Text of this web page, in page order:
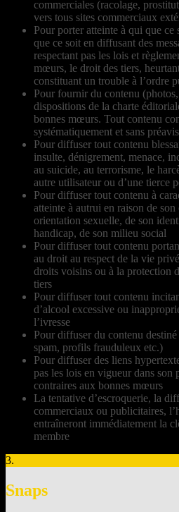
commerciales (racolage,
vers tous sites commerciaux
Pour porter atteinte à qui que ce
que ce soit en diffusant des
respectant pas les lois et
mœurs, le droit des tiers,
constituant un trouble à l’ordre
Pour fournir du contenu
dispositions de la charte
bonnes mœurs. Tout contenu
systématiquement et sans
Pour diffuser tout contenu
insulte, dénigrement, menace,
au suicide, au terrorisme, le
autre utilisateur ou d’une tierce
Pour diffuser tout contenu à
atteinte à autrui en raison de
orientation sexuelle, de son
handicap, de son milieu social
Pour diffuser tout contenu
au droit au respect de la vie
droits voisins ou à la protection
tiers
Pour diffuser tout contenu
d’alcool excessive ou
l’ivresse
Pour diffuser du contenu
spam, profils frauduleux etc.)
Pour diffuser des liens
pas les lois en vigueur dans son
contraires aux bonnes mœurs
La tentative d’escroquerie, la
commerciaux ou publicitaires,
entraîneront immédiatement la
membre
3.
Snaps